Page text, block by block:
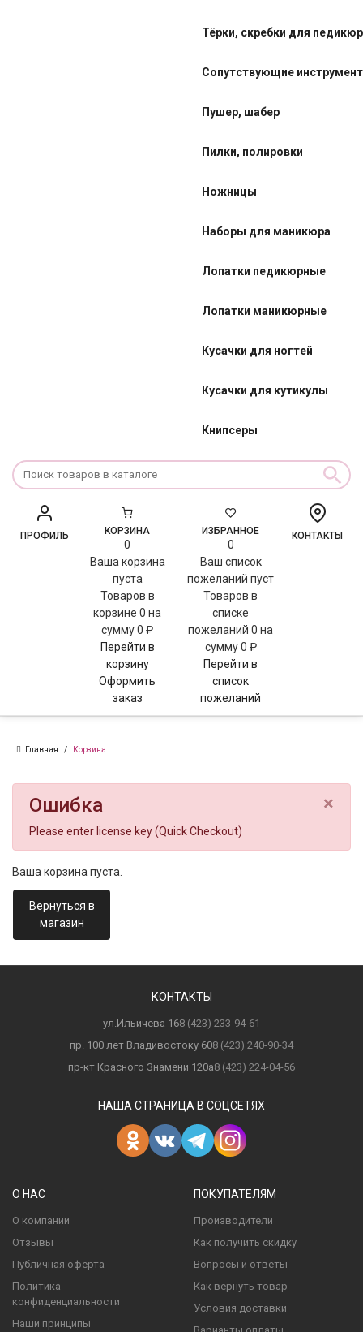
Тёрки, скребки для
Сопутствующие
Пушер, шабер
Пилки, полировки
Ножницы
Наборы для маникюра
Лопатки педикюрные
Лопатки маникюрные
Кусачки для ногтей
Кусачки для кутикулы
Книпсеры
ПРОФИЛЬ КОРЗИНА
0
Ваша корзина
пуста
Товаров в
корзине0на
сумму0 ₽
Перейти в
корзину
Оформить
заказ
ИЗБРАННОЕ
0
Ваш список
пожеланий пуст
Товаров в
списке
пожеланий0на
сумму0 ₽
Перейти в
список
пожеланий
КОНТАКТЫ
Главная Корзина
×
Ошибка
Please enter license key (Quick Checkout)
Ваша корзина пуста.
Вернуться в
магазин
КОНТАКТЫ
ул.Ильичева 168 (423) 233-94-61
пр. 100 лет Владивостоку 608 (423) 240-90-34
пр-кт Красного Знамени 120а8 (423) 224-04-56
НАША СТРАНИЦА В СОЦСЕТЯХ
О НАС
О компании
Отзывы
Публичная оферта
Политика
конфиденциальности
Наши принципы
ПОКУПАТЕЛЯМ
Производители
Как получить скидку
Вопросы и ответы
Как вернуть товар
Условия доставки